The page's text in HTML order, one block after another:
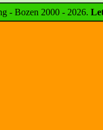
- Bozen 2000 - 2026.